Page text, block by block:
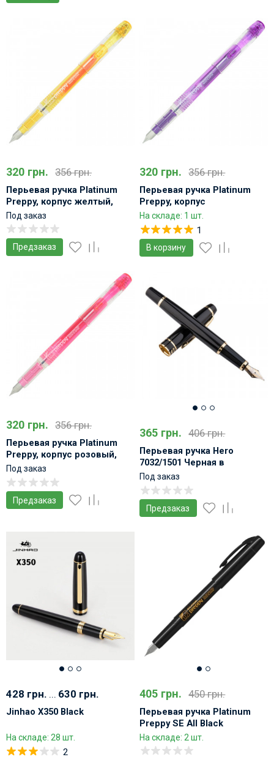
320 грн. 356 грн.
Перьевая ручка Platinum
Preppy, корпус желтый,
перо тонкое 03
Под заказ
Предзаказ
320 грн. 356 грн.
Перьевая ручка Platinum
Preppy, корпус
фиолетовый, перо тонкое
03
На складе: 1 шт.
1
В корзину
320 грн. 356 грн.
Перьевая ручка Platinum
Preppy, корпус розовый,
перо тонкое 03
Под заказ
Предзаказ
365 грн. 406 грн.
Перьевая ручка Hero
7032/1501 Черная в
металлическом корпусе
Под заказ
Предзаказ
428 грн. ... 630 грн.
Jinhao X350 Black
На складе: 28 шт.
2
405 грн. 450 грн.
Перьевая ручка Platinum
Preppy SE All Black
На складе: 2 шт.